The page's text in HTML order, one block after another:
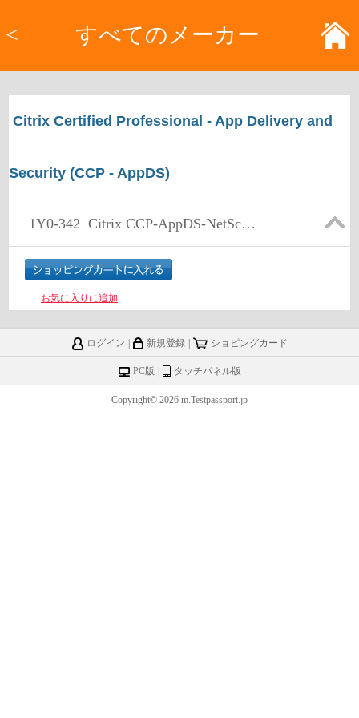
< すべてのメーカー
Citrix Certified Professional - App Delivery and
Security (CCP - AppDS)
1Y0-342 Citrix CCP-AppDS-NetScaler Advance Features (Security and Management)
お気に入りに追加
ログイン 新規登録 ショピングカード
PC版 タッチパネル版
Copyright© 2026 m.Testpassport.jp